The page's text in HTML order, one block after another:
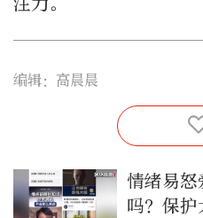
注力。
编辑：高晨晨
情绪易怒
吗？保